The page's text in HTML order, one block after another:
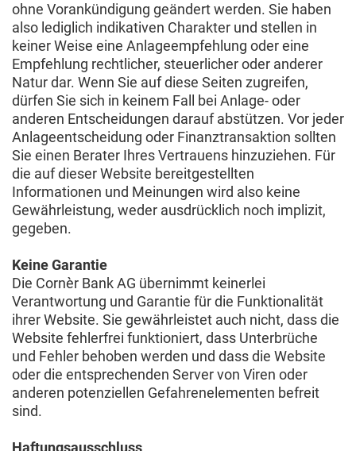
ohne Vorankündigung geändert werden. Sie haben
also lediglich indikativen Charakter und stellen in
keiner Weise eine Anlageempfehlung oder eine
Empfehlung rechtlicher, steuerlicher oder anderer
Natur dar. Wenn Sie auf diese Seiten zugreifen,
dürfen Sie sich in keinem Fall bei Anlage- oder
anderen Entscheidungen darauf abstützen. Vor jeder
Anlageentscheidung oder Finanztransaktion sollten
Sie einen Berater Ihres Vertrauens hinzuziehen. Für
die auf dieser Website bereitgestellten
Informationen und Meinungen wird also keine
Gewährleistung, weder ausdrücklich noch implizit,
gegeben.
Keine Garantie
Die Cornèr Bank AG übernimmt keinerlei
Verantwortung und Garantie für die Funktionalität
ihrer Website. Sie gewährleistet auch nicht, dass die
Website fehlerfrei funktioniert, dass Unterbrüche
und Fehler behoben werden und dass die Website
oder die entsprechenden Server von Viren oder
anderen potenziellen Gefahrenelementen befreit
sind.
Haftungsausschluss